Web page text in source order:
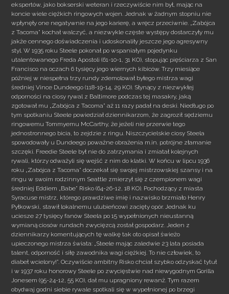
ekspertów, jako bokserski weteran i rzeczywiście nim był, mając na
koncie wiele ciężkich ringowych wojen. Jednak w żadnym stopniu nie
wpłynęły one negatywnie na jego karierę, a wręcz przeciwnie. „Zabójca
z Tacoma” kochał walczyć, a niezwykle częste występy dostarczyły mu
jakże cennego doświadczenia i udoskonaliły jeszcze jego agresywny
styl. W 1935 roku Steele pokonał po wspaniałym pojedynku
utalentowanego Freda Apostoli (61-10-1, 31 KO), stopując pięściarza z San
Francisco na oczach 6 tysięcy jego wiernych kibiców. Trzy miesiące
później w niespełna trzy rundy zdemolował byłego mistrza wagi
średniej Vince Dundeego (118-19-14, 29 KO). Słynący z niezwykłej
odporności na ciosy rywal z Baltimore podczas tej masakry, jaką
zgotował mu „Zabójca z Tacoma” aż 11 razy padał na deski. Niedługo po
tym spotkaniu Steele powiedział dziennikarzom, że zagroził sędziemu
ringowemu Tommyemu McCarthy, że jeżeli nie przerwie tego
jednostronnego bicia, to zejdzie z ringu. Niszczycielskie ciosy Steela
spowodowały u Dundeego poważne obrażenia m.in. potrójne złamanie
szczęki. Freedie Steele był nie do zatrzymania i zmiatał kolejnych
rywali, którzy odważyli się wejść z nim do klatki. W końcu w lipcu 1936
roku „Zabójca z Tacoma” doczekał się swojej mistrzowskiej szansy i na
ringu w swoim rodzinnym Seattle zmierzył się z czempionem wagi
średniej Eddiem „Babe” Risko (64-26-12, 18 KO). Pochodzący z miasta
Syracuse mistrz, którego prawdziwe imię i nazwisko brzmiało Henry
Pyłkowski, stawił lokalnemu ulubieńcowi zacięty opór. Jednak ku
uciesze 27 tysięcy fanów Steela po 15 wypełnionych nieustanną
wymianą ciosów rundach zwycięzcą został gospodarz. Jeden z
dziennikarzy komentujących tę walkę tak oto opisał świeżo
upieczonego mistrza świata: „Steele mając zaledwie 23 lata posiada
talent, odporność i siłę zawodnika wagi ciężkiej. To nie człowiek, to
diabeł wcielony!”. Oczywiście ambitny Risko chciał szybko odzyskać tytuł
i w 1937 roku honorowy Steele po zwycięstwie nad niewygodnym Gorilla
Jonesem (95-24-12, 55 KO), dał mu upragniony rewanż. Tym razem
obydwaj godni siebie rywale spotkali się w wypełnionej po brzegi